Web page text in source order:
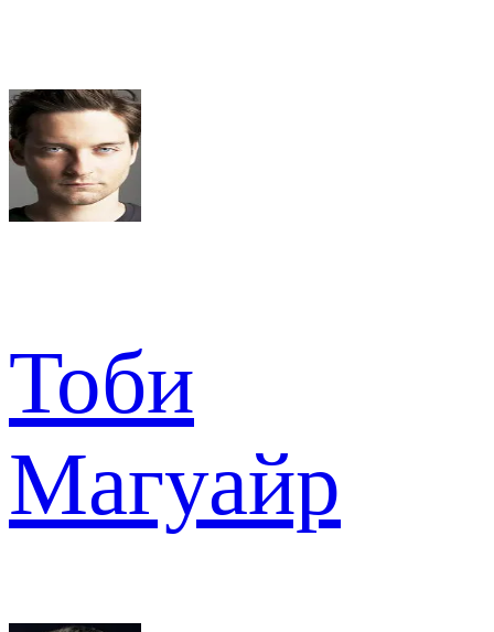
Тоби
Магуайр